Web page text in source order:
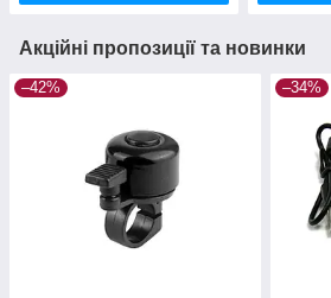
Акційні пропозиції та новинки
–42% –34%